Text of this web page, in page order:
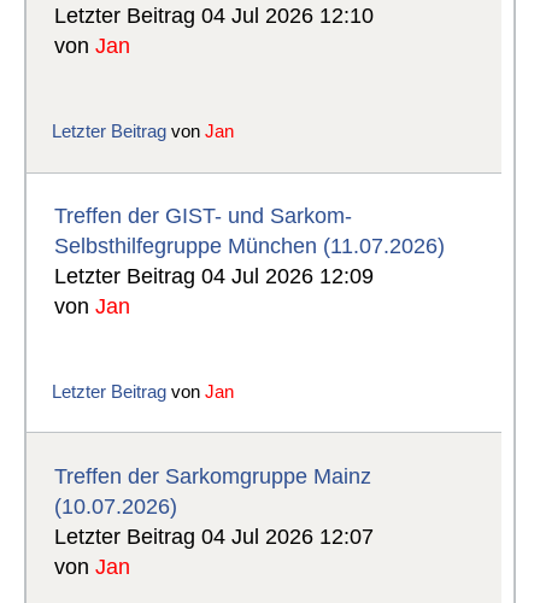
Letzter Beitrag 04 Jul 2026 12:10
vonJan
Letzter Beitrag vonJan
Treffen der GIST- und Sarkom-
Selbsthilfegruppe München (11.07.2026)
Letzter Beitrag 04 Jul 2026 12:09
vonJan
Letzter Beitrag vonJan
Treffen der Sarkomgruppe Mainz
(10.07.2026)
Letzter Beitrag 04 Jul 2026 12:07
vonJan